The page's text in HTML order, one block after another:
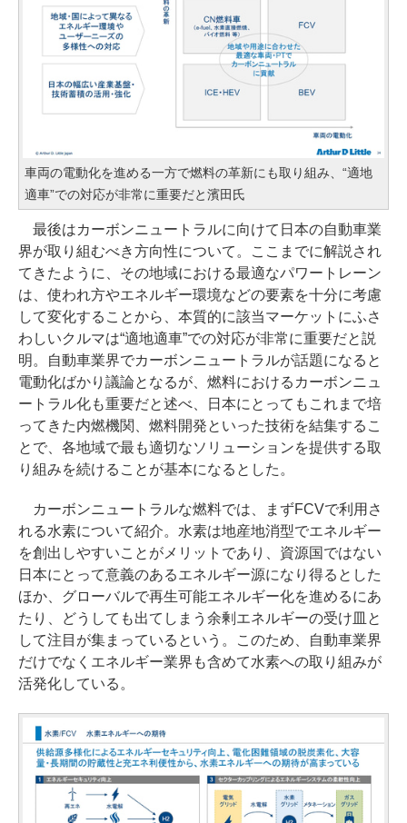
車両の電動化を進める一方で燃料の革新にも取り組み、“適地
適車”での対応が非常に重要だと濱田氏
最後はカーボンニュートラルに向けて日本の自動車業
界が取り組むべき方向性について。ここまでに解説され
てきたように、その地域における最適なパワートレーン
は、使われ方やエネルギー環境などの要素を十分に考慮
して変化することから、本質的に該当マーケットにふさ
わしいクルマは“適地適車”での対応が非常に重要だと説
明。自動車業界でカーボンニュートラルが話題になると
電動化ばかり議論となるが、燃料におけるカーボンニュ
ートラル化も重要だと述べ、日本にとってもこれまで培
ってきた内燃機関、燃料開発といった技術を結集するこ
とで、各地域で最も適切なソリューションを提供する取
り組みを続けることが基本になるとした。
カーボンニュートラルな燃料では、まずFCVで利用さ
れる水素について紹介。水素は地産地消型でエネルギー
を創出しやすいことがメリットであり、資源国ではない
日本にとって意義のあるエネルギー源になり得るとした
ほか、グローバルで再生可能エネルギー化を進めるにあ
たり、どうしても出てしまう余剰エネルギーの受け皿と
して注目が集まっているという。このため、自動車業界
だけでなくエネルギー業界も含めて水素への取り組みが
活発化している。